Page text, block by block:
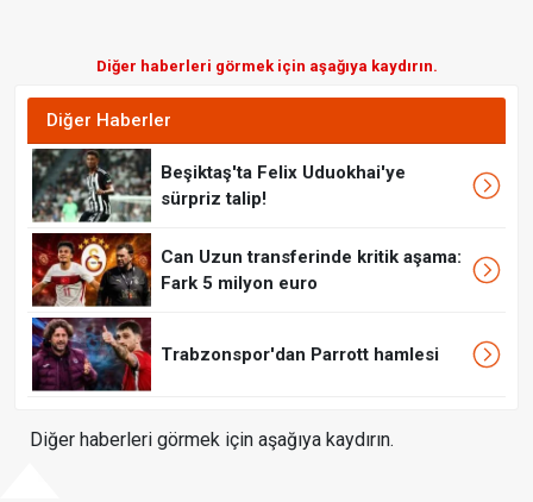
Diğer haberleri görmek için aşağıya kaydırın.
Diğer Haberler
Beşiktaş'ta Felix Uduokhai'ye
sürpriz talip!
Can Uzun transferinde kritik aşama:
Fark 5 milyon euro
Trabzonspor'dan Parrott hamlesi
Diğer haberleri görmek için aşağıya kaydırın.